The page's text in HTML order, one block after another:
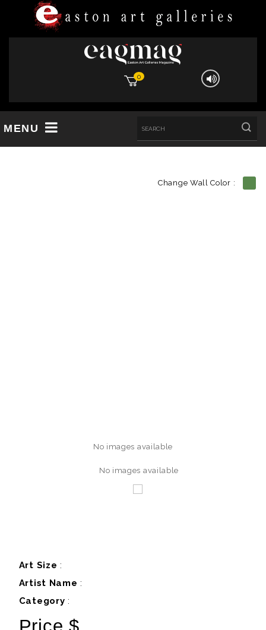
0
MENU
No images available
No images available
Change Wall Color :
Art Size :
Artist Name :
Category :